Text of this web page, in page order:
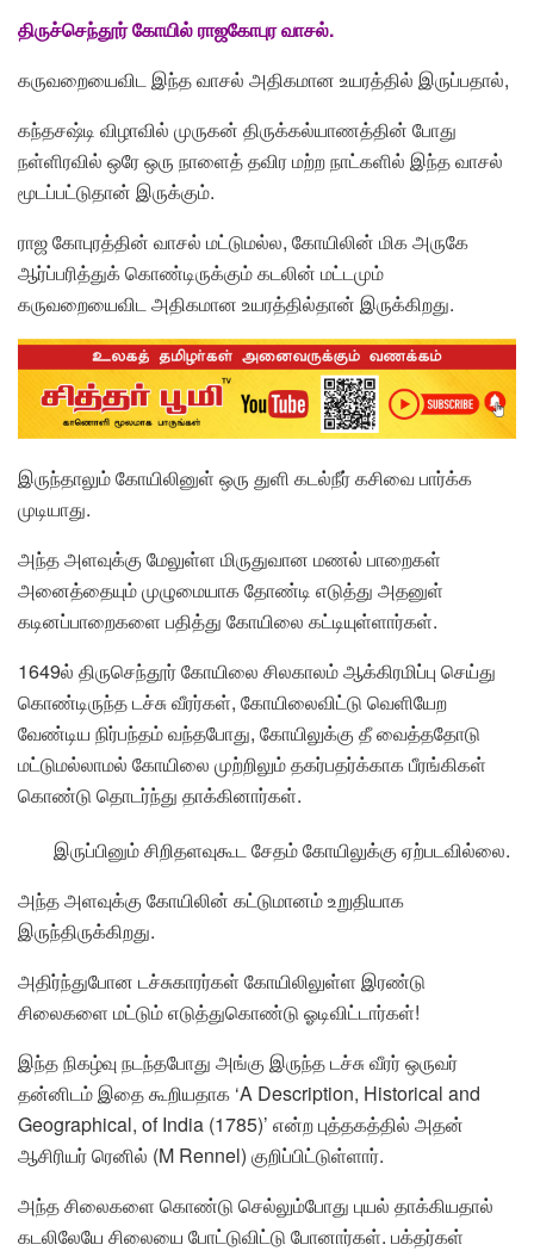
திருச்செந்தூர் கோயில் ராஜகோபுர வாசல்.
கருவறையைவிட இந்த வாசல் அதிகமான உயரத்தில் இருப்பதால்,
கந்தசஷ்டி விழாவில் முருகன் திருக்கல்யாணத்தின் போது
நள்ளிரவில் ஒரே ஒரு நாளைத் தவிர மற்ற நாட்களில் இந்த வாசல்
மூடப்பட்டுதான் இருக்கும்.
ராஜ கோபுரத்தின் வாசல் மட்டுமல்ல, கோயிலின் மிக அருகே
ஆர்ப்பரித்துக் கொண்டிருக்கும் கடலின் மட்டமும்
கருவறையைவிட அதிகமான உயரத்தில்தான் இருக்கிறது.
இருந்தாலும் கோயிலினுள் ஒரு துளி கடல்நீர் கசிவை பார்க்க
முடியாது.
அந்த அளவுக்கு மேலுள்ள மிருதுவான மணல் பாறைகள்
அனைத்தையும் முழுமையாக தோண்டி எடுத்து அதனுள்
கடினப்பாறைகளை பதித்து கோயிலை கட்டியுள்ளார்கள்.
1649ல் திருசெந்தூர் கோயிலை சிலகாலம் ஆக்கிரமிப்பு செய்து
கொண்டிருந்த டச்சு வீரர்கள், கோயிலைவிட்டு வெளியேற
வேண்டிய நிர்பந்தம் வந்தபோது, கோயிலுக்கு தீ வைத்ததோடு
மட்டுமல்லாமல் கோயிலை முற்றிலும் தகர்பதர்க்காக பீரங்கிகள்
கொண்டு தொடர்ந்து தாக்கினார்கள்.
இருப்பினும் சிறிதளவுகூட சேதம் கோயிலுக்கு ஏற்படவில்லை.
அந்த அளவுக்கு கோயிலின் கட்டுமானம் உறுதியாக
இருந்திருக்கிறது.
அதிர்ந்துபோன டச்சுகாரர்கள் கோயிலிலுள்ள இரண்டு
சிலைகளை மட்டும் எடுத்துகொண்டு ஓடிவிட்டார்கள்!
இந்த நிகழ்வு நடந்தபோது அங்கு இருந்த டச்சு வீரர் ஒருவர்
தன்னிடம் இதை கூறியதாக ‘A Description, Historical and
Geographical, of India (1785)’ என்ற புத்தகத்தில் அதன்
ஆசிரியர் ரெனில் (M Rennel) குறிப்பிட்டுள்ளார்.
அந்த சிலைகளை கொண்டு செல்லும்போது புயல் தாக்கியதால்
கடலிலேயே சிலையை போட்டுவிட்டு போனார்கள். பக்தர்கள்